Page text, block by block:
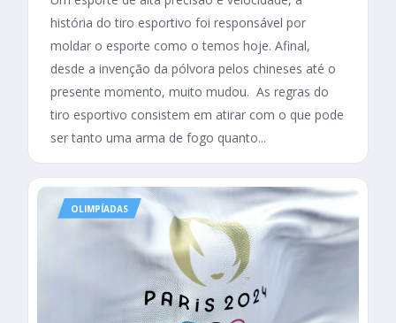
história do tiro esportivo foi responsável por
moldar o esporte como o temos hoje. Afinal,
desde a invenção da pólvora pelos chineses até o
presente momento, muito mudou. As regras do
tiro esportivo consistem em atirar com o que pode
ser tanto uma arma de fogo quanto...
OLIMPÍADAS